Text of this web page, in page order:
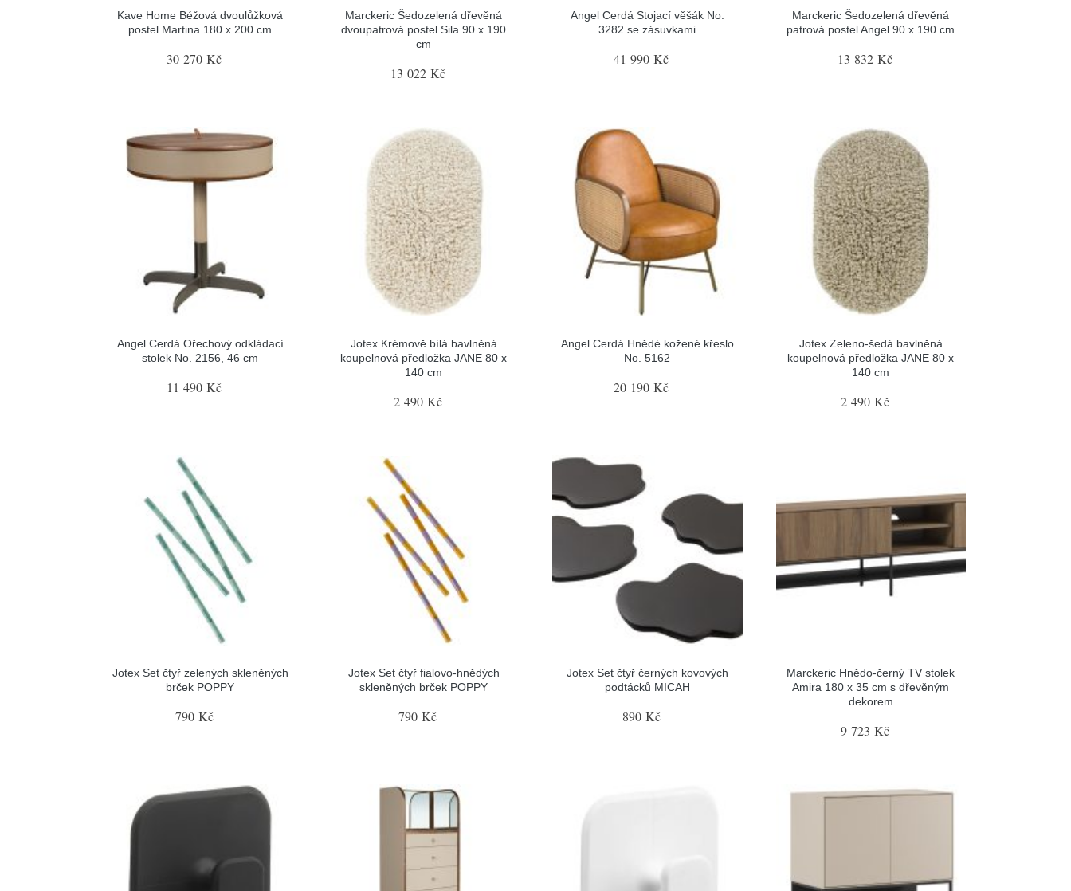
Kave Home Béžová dvoulůžková
postel Martina 180 x 200 cm
30 270 Kč
Marckeric Šedozelená dřevěná
dvoupatrová postel Sila 90 x 190
cm
13 022 Kč
Angel Cerdá Stojací věšák No.
3282 se zásuvkami
41 990 Kč
Marckeric Šedozelená dřevěná
patrová postel Angel 90 x 190 cm
13 832 Kč
Angel Cerdá Ořechový odkládací
stolek No. 2156, 46 cm
11 490 Kč
Jotex Krémově bílá bavlněná
koupelnová předložka JANE 80 x
140 cm
2 490 Kč
Angel Cerdá Hnědé kožené křeslo
No. 5162
20 190 Kč
Jotex Zeleno-šedá bavlněná
koupelnová předložka JANE 80 x
140 cm
2 490 Kč
Jotex Set čtyř zelených skleněných
brček POPPY
790 Kč
Jotex Set čtyř fialovo-hnědých
skleněných brček POPPY
790 Kč
Jotex Set čtyř černých kovových
podtácků MICAH
890 Kč
Marckeric Hnědo-černý TV stolek
Amira 180 x 35 cm s dřevěným
dekorem
9 723 Kč